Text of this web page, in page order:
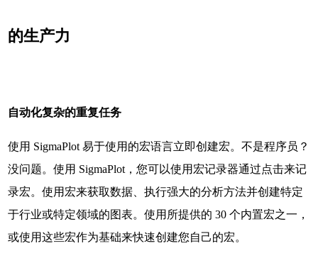
的生产力
自动化复杂的重复任务
使用 SigmaPlot 易于使用的宏语言立即创建宏。不是程序员？
没问题。使用 SigmaPlot，您可以使用宏记录器通过点击来记
录宏。使用宏来获取数据、执行强大的分析方法并创建特定
于行业或特定领域的图表。使用所提供的 30 个内置宏之一，
或使用这些宏作为基础来快速创建您自己的宏。